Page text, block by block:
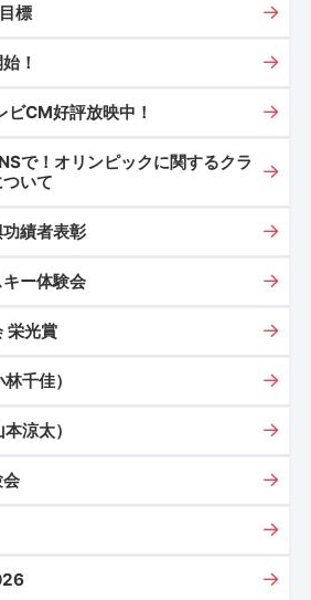
標
！
ビCM好評放映中！
で！オリンピックに関するクラ
いて
績者表彰
ー体験会
栄光賞
千佳）
涼太）